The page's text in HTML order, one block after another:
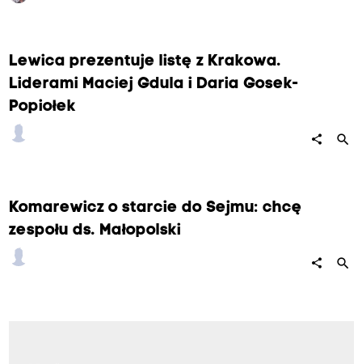
Lewica prezentuje listę z Krakowa.
Liderami Maciej Gdula i Daria Gosek-
Popiołek
share search
Komarewicz o starcie do Sejmu: chcę
zespołu ds. Małopolski
share search